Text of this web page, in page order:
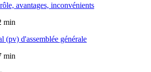
avantages, inconvénients
min
(pv) d'assemblée générale
min